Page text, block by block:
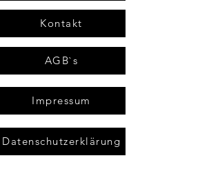
Kontakt
AGB`s
Impressum
Datenschutzerklärung